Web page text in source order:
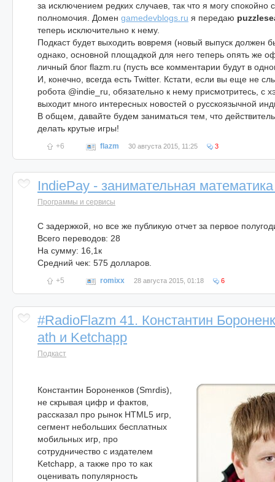
за исключением редких случаев, так что я могу спокойно
полномочия. Домен gamedevblogs.ru я передаю
теперь исключительно к нему.
Подкаст будет выходить вовремя (новый выпуск должен
однако, основной площадкой для него теперь опять же
личный блог flazm.ru (пусть все комментарии будут в
И, конечно, всегда есть Twitter. Кстати, если вы еще не
робота @indie_ru, обязательно к нему присмотритесь, с
выходит много интересных новостей о русскоязычной
В общем, давайте будем заниматься тем, что
делать крутые игры!
+6 flazm 30 августа 2015, 11:25 3
IndiePay - занимательная
Программы и сервисы
С задержкой, но все же публикую отчет за первое
Всего переводов: 28
На сумму: 16,1к
Средний чек: 575 долларов.
+5 romixx 28 августа 2015, 01:18 6
#RadioFlazm 41. Константин
ath и Ketchapp
Подкаст
Константин Бороненков (Smrdis),
не скрывая цифр и фактов,
рассказал про рынок HTML5 игр,
сегмент небольших бесплатных
мобильных игр, про
сотрудничество с издателем
Ketchapp, а также про то как
оценивать популярность